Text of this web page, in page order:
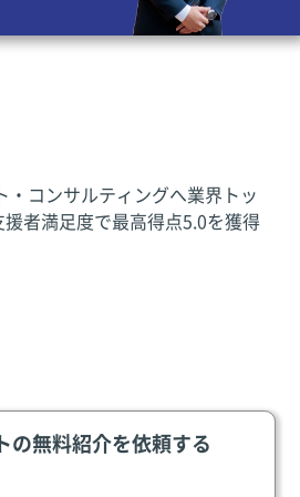
・コンサルティングへ業界トッ
者満足度で最高得点5.0を獲得
の無料紹介を依頼する